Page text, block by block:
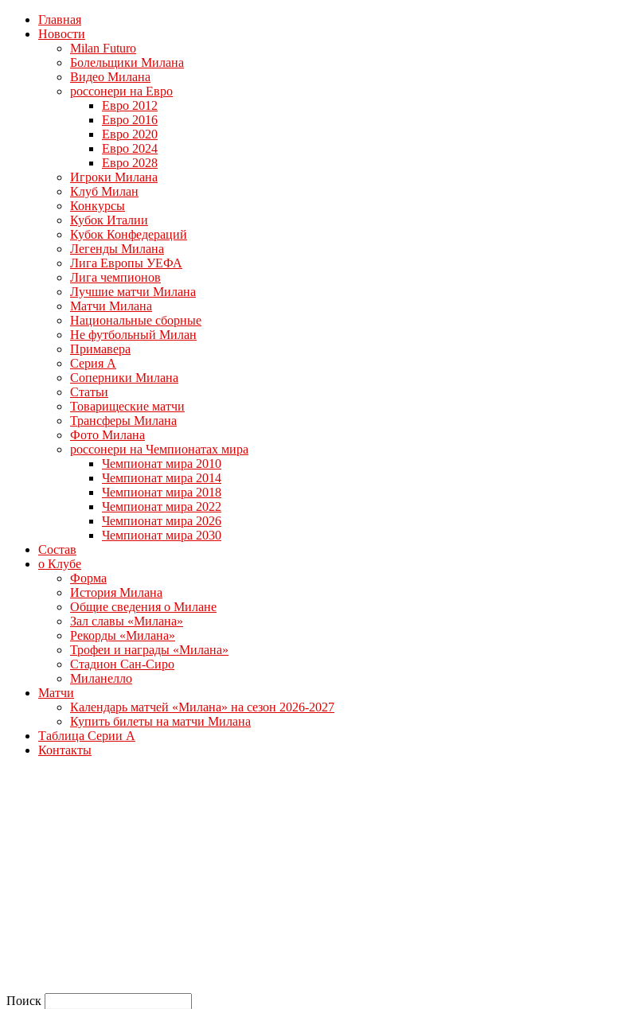
Главная
Новости
Milan Futuro
Болельщики Милана
Видео Милана
россонери на Евро
Евро 2012
Евро 2016
Евро 2020
Евро 2024
Евро 2028
Игроки Милана
Клуб Милан
Конкурсы
Кубок Италии
Кубок Конфедераций
Легенды Милана
Лига Европы УЕФА
Лига чемпионов
Лучшие матчи Милана
Матчи Милана
Национальные сборные
Не футбольный Милан
Примавера
Серия А
Соперники Милана
Статьи
Товарищеские матчи
Трансферы Милана
Фото Милана
россонери на Чемпионатах мира
Чемпионат мира 2010
Чемпионат мира 2014
Чемпионат мира 2018
Чемпионат мира 2022
Чемпионат мира 2026
Чемпионат мира 2030
Состав
о Клубе
Форма
История Милана
Общие сведения о Милане
Зал славы «Милана»
Рекорды «Милана»
Трофеи и награды «Милана»
Стадион Сан-Сиро
Миланелло
Матчи
Календарь матчей «Милана» на сезон 2026-2027
Купить билеты на матчи Милана
Таблица Серии А
Контакты
Поиск